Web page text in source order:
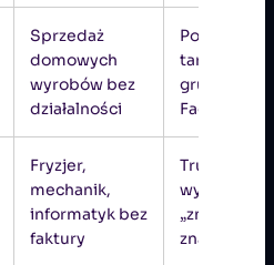
Sprzedaż
domowych
wyrobów bez
działalności
Popularne
targach,
grupach
Fryzjer,
mechanik,
informatyk bez
faktury
Trudne do
wykrycia,
„znajomi
znajomych”